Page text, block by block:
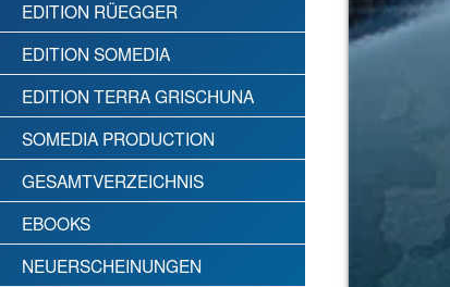
EDITION RÜEGGER
EDITION SOMEDIA
EDITION TERRA GRISCHUNA
SOMEDIA PRODUCTION
GESAMTVERZEICHNIS
EBOOKS
NEUERSCHEINUNGEN